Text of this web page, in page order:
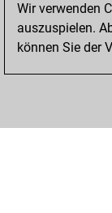
Wir verwenden
auszuspielen.
können Sie der